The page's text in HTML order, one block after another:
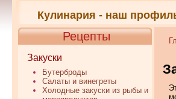
Кулинария - наш
Рецепты
Закуски
Бутерброды
Салаты и винегреты
Холодные закуски из рыбы и